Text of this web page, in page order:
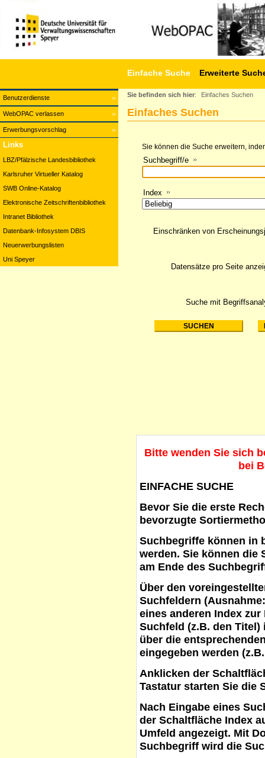
Benutzerdienste
WebOPAC verlassen
Erwerbungsvorschlag
Einfache Suche Erweiterte
Links
LBZ/Pfälzische Landesbibliothek
Karlsruher Virtueller Katalog
SWB Online-Katalog
Elektronische Zeitschriftenbibliothek
Intranet Bibliothek
Datenbank-Infosystem DBIS
Neuerwerbungslisten
Uni Speyer
Sie befinden sich hier: Einfaches Suchen
Einfaches Suchen
Sie können die Suche erweitern,
Suchbegriff/e
Index
Suche mit
Einschränken von
Datensätze pro Seite
Bitte wenden Sie sich
bei
EINFACHE SUCHE
Bevor Sie die erste
bevorzugte
Suchbegriffe können in
werden. Sie können die
am Ende des
Über den
Suchfeldern
eines anderen Index
Suchfeld (z.B. den
über die
eingegeben werden
Anklicken der
Tastatur starten Sie die
Nach Eingabe eines
der Schaltfläche Index
Umfeld angezeigt. Mit
Suchbegriff wird die